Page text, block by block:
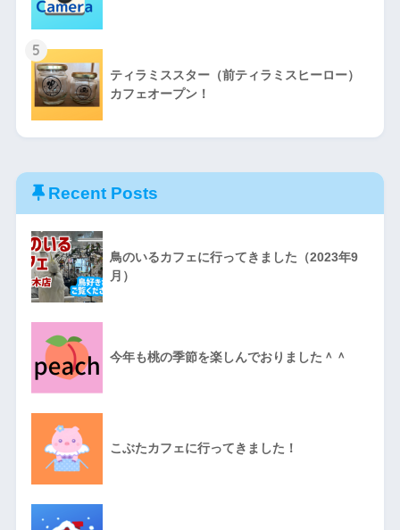
5
ティラミススター（前ティラミスヒーロー）
カフェオープン！
Recent Posts
鳥のいるカフェに行ってきました（2023年9
月）
今年も桃の季節を楽しんでおりました＾＾
こぶたカフェに行ってきました！